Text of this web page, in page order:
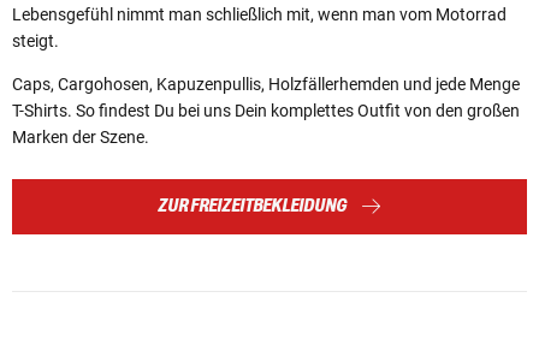
Lebensgefühl nimmt man schließlich mit, wenn man vom Motorrad
steigt.
Caps, Cargohosen, Kapuzenpullis, Holzfällerhemden und jede Menge
T-Shirts. So findest Du bei uns Dein komplettes Outfit von den großen
Marken der Szene.
ZUR FREIZEITBEKLEIDUNG